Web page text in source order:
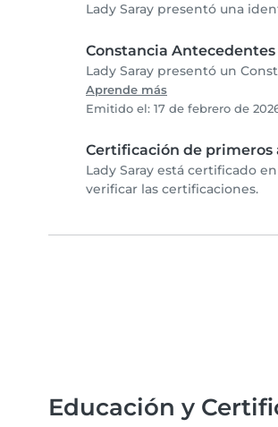
Lady Saray presentó una
Constancia
Lady Saray presentó un
Aprende más
Emitido el: 17 de febrero de
Certificación de primeros
Lady Saray está certificado
verificar las certificaciones.
Educación y